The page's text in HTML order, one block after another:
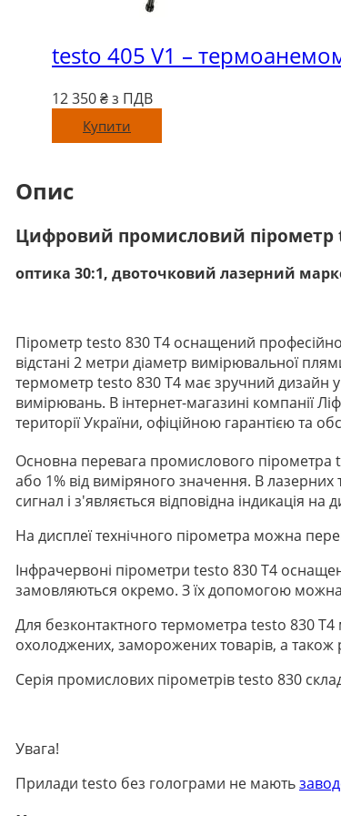
testo 405 V1 –
12 350₴ з ПДВ
Купити
Опис
Цифровий промисловий пірометр
оптика 30:1, двоточковий лазерний
Пірометр testo 830 T4 оснащений
відстані 2 метри діаметр вимірювальної
термометр testo 830 T4 має зручний дизайн
вимірювань. В інтернет-магазині компанії
території України, офіційною гарантією та
Основна перевага промислового пірометра
або 1% від виміряного значення. В
сигнал і з'являється відповідна індикація на
На дисплеї технічного пірометра можна
Інфрачервоні пірометри testo 830 T4
замовляються окремо. З їх допомогою можна
Для безконтактного термометра testo 830
охолоджених, заморожених товарів, а також
Серія промислових пірометрів testo 830
Увага!
Прилади testo без голограми не мають